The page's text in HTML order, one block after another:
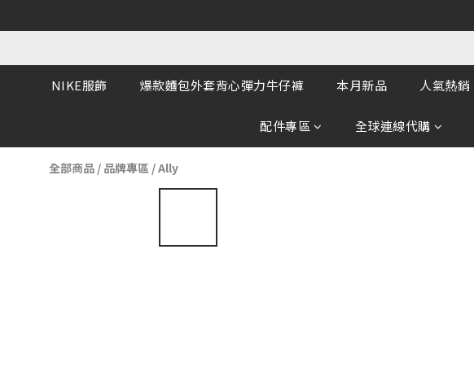
NIKE服飾 爆款麵包外套背心彈力牛仔褲 本月新品 人氣熱銷
配件專區 全球連線代購
全部商品 / 品牌專區 /Ally